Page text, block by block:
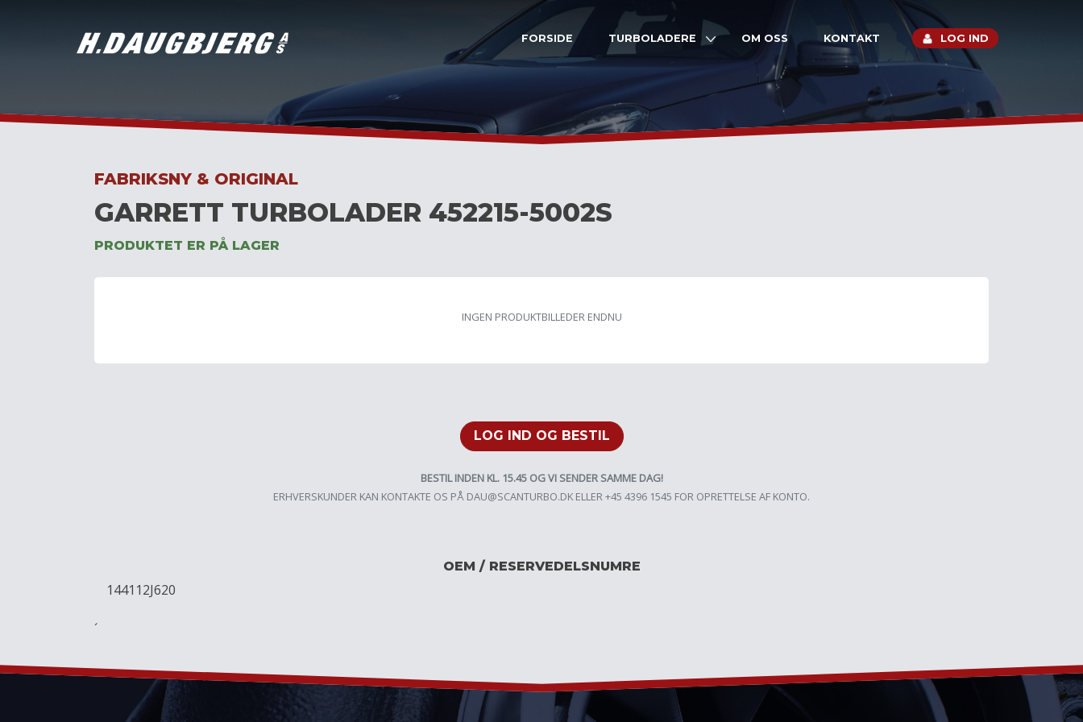
FORSIDE TURBOLADERE OM OSS KONTAKT LOG IND
FABRIKSNY & ORIGINAL
GARRETT TURBOLADER 452215-5002S
PRODUKTET ER PÅ LAGER
INGEN PRODUKTBILLEDER ENDNU
LOG IND OG BESTIL
BESTIL INDEN KL. 15.45 OG VI SENDER SAMME DAG!
ERHVERSKUNDER KAN KONTAKTE OS PÅ DAU@SCANTURBO.DK ELLER +45 4396 1545 FOR OPRETTELSE AF KONTO.
OEM / RESERVEDELSNUMRE
144112J620
´